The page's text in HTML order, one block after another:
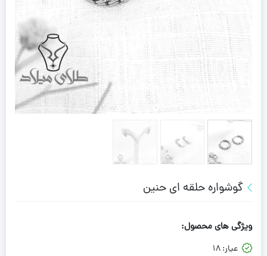
گوشواره حلقه ای حنین
ویژگی های محصول:
عیار:18